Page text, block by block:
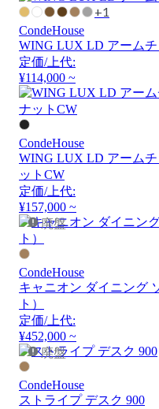
+1
CondeHouse
WING LUX LD アーム
定価/上代:
¥114,000 ~
CondeHouse
WING LUX LD アーム
ットCW
定価/上代:
¥157,000 ~
廃盤
CondeHouse
キャニオン ダイニング
ト）
定価/上代:
¥452,000 ~
廃盤
CondeHouse
ストライプ デスク 900